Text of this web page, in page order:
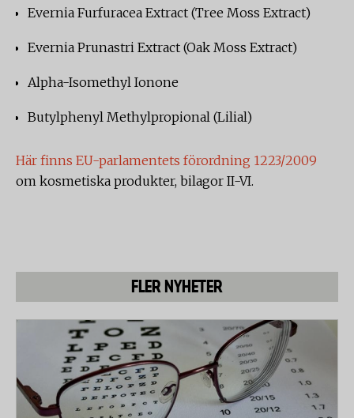
Evernia Furfuracea Extract (Tree Moss Extract)
Evernia Prunastri Extract (Oak Moss Extract)
Alpha-Isomethyl Ionone
Butylphenyl Methylpropional (Lilial)
Här finns EU-parlamentets förordning 1223/2009
om kosmetiska produkter, bilagor II-VI.
FLER NYHETER